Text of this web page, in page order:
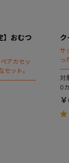
】おむつ
アカセッ
セット。
ク
サ
っ
対
0